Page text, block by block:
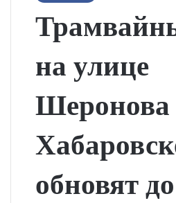
на улице
Шеронова
обновят